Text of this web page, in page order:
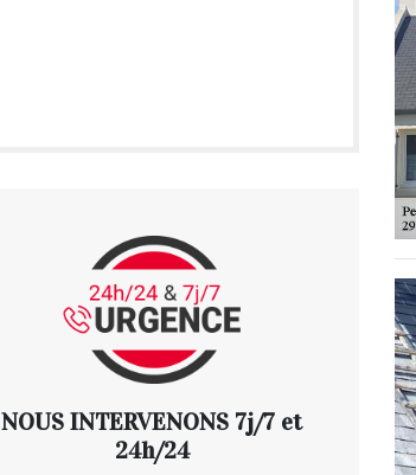
NOUS INTERVENONS 7j/7 et
24h/24